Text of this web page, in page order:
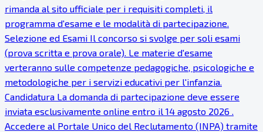
rimanda al sito ufficiale per i requisiti completi, il
programma d'esame e le modalità di partecipazione.
Selezione ed Esami Il concorso si svolge per soli esami
(prova scritta e prova orale). Le materie d'esame
verteranno sulle competenze pedagogiche, psicologiche e
metodologiche per i servizi educativi per l'infanzia.
Candidatura La domanda di partecipazione deve essere
inviata esclusivamente online entro il 14 agosto 2026 .
Accedere al Portale Unico del Reclutamento (INPA) tramite